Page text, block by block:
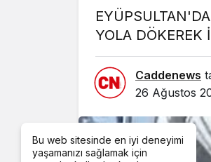
YOLA DÖKEREK
Caddenews
26 Ağustos
Bu web sitesinde en iyi deneyimi
yaşamanızı sağlamak için